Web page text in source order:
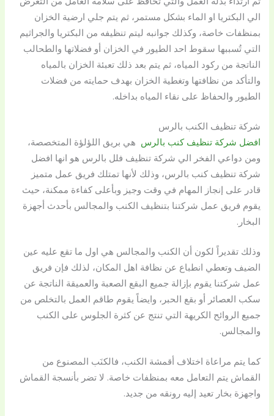
الي البكتريا او الماء بشكل مستمر، ثم يتم جلي ارضية الخزان
بمنظفات خاصة، وكذلك جوانبه ليتم تنظيفه من البكتريا والجراثيم
التي تُسببها سقوط احد الطيور في الخزان أو فضلاتها والطحالب
الناتجة من ركود المياه، ثم يتم بعد ذلك تعبئة الخزان بالمياه
والتأكد من نظافتها وتغطية الخزان بهدف حمايته من فضلات
الطيور والحفاظ على نقاء المياه بداخله.
شركة تنظيف الكنب بالرس
افضل شركة تنظيف كنب بالرس هي بريق اللؤلؤة المتخصصة،
ومن دواعي الفخر الي شركة تنظيف فلل بالرس هو انها افضل
شركة تنظيف كنب بالرس، وذلك لأنها تمتلك فريق عمل متميز
قادر على إنجاز المهام في وقت وجيز وبأعلى كفاءة ممكنة، حيث
يقوم فريق عمل شركتنا بتنظيف الكنب والمجالس بأحدث أجهزة
البخار.
وذلك تقديراً لكون أن الكنب والمجالس هي اول ما تقع عليه عين
الضيف وتعطي انطباع عن نظافة اهل المكان، لذلك فإن فريق
عمل شركتنا يقوم بإزالة جميع البقع الصعبة والعميقة الناتجة عن
سكب العصائر أو بقع الحبر، وايضاً يقوم طاقم العمل بالتخلص من
جميع الروائح الكريهة التي تنتج عن كثرة الجلوس على الكنب
والمجالس.
كما يتم مراعاة اختلاف أقمشة الكنب، فالكنَب المصنوع من
القماش يتم التعامل معه بمنظفات خاصة. لا تضر بأنسجة القماش
واجهزة بخار تعيد إليه رونقه من جديد.